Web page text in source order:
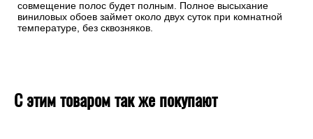
совмещение полос будет полным. Полное высыхание
виниловых обоев займет около двух суток при комнатной
температуре, без сквозняков.
С этим товаром так же покупают